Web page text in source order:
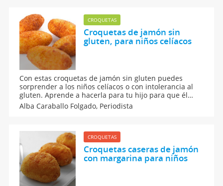
CROQUETAS
Croquetas de jamón sin
gluten, para niños celíacos
Con estas croquetas de jamón sin gluten puedes
sorprender a los niños celíacos o con intolerancia al
gluten. Aprende a hacerla para tu hijo para que él
pueda disfrutar sin riesgos de una de las recetas más
populares entre los más pequeños de la casa. Sigue
Alba Caraballo Folgado, Periodista
CROQUETAS
Croquetas caseras de jamón
con margarina para niños